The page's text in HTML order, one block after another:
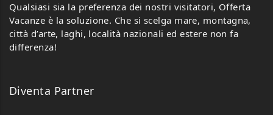
Qualsiasi sia la preferenza dei nostri visitatori, Offerta
Vacanze è la soluzione. Che si scelga mare, montagna,
città d’arte, laghi, località nazionali ed estere non fa
differenza!
Diventa Partner